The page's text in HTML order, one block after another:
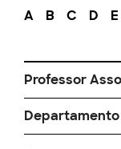
A B C D E
Professor
Departamento